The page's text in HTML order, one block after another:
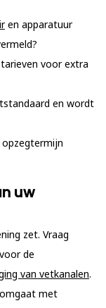
en apparatuur
voor extra
en wordt
uw
zet. Vraag
de
van vetkanalen.
met